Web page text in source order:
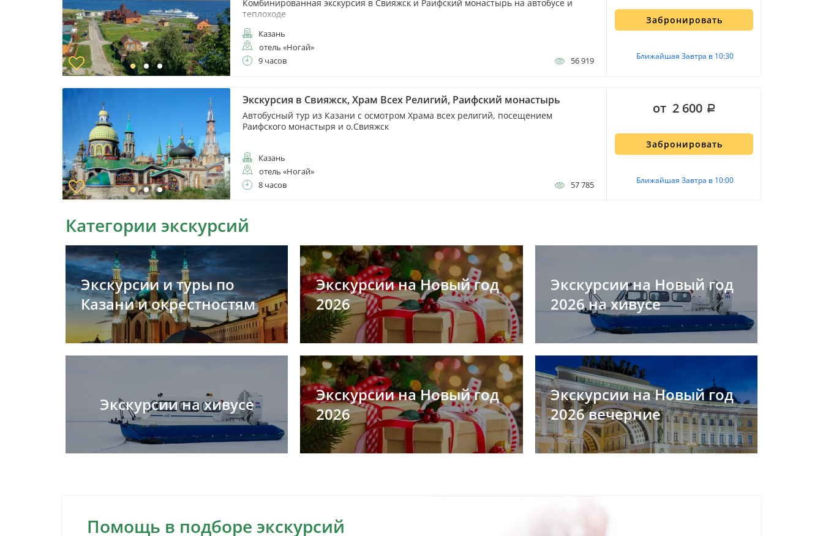
Комбинированная экскурсия в Свияжск и Раифский монастырь на автобусе и
теплоходе
Казань
отель «Ногай»
9 часов
56 919
Забронировать
Ближайшая Завтра в 10:30
Экскурсия в Свияжск, Храм Всех Религий, Раифский монастырь
Автобусный тур из Казани с осмотром Храма всех религий, посещением
Раифского монастыря и о.Свияжск
Казань
отель «Ногай»
8 часов
57 785
Забронировать
Ближайшая Завтра в 10:00
от 2 600
Категории экскурсий
Экскурсии и туры по
Казани и окрестностям
Экскурсии на Новый год
2026
Экскурсии на Новый год
2026 на хивусе
Экскурсии на хивусе
Экскурсии на Новый год
2026
Экскурсии на Новый год
2026 вечерние
Помощь в подборе экскурсий